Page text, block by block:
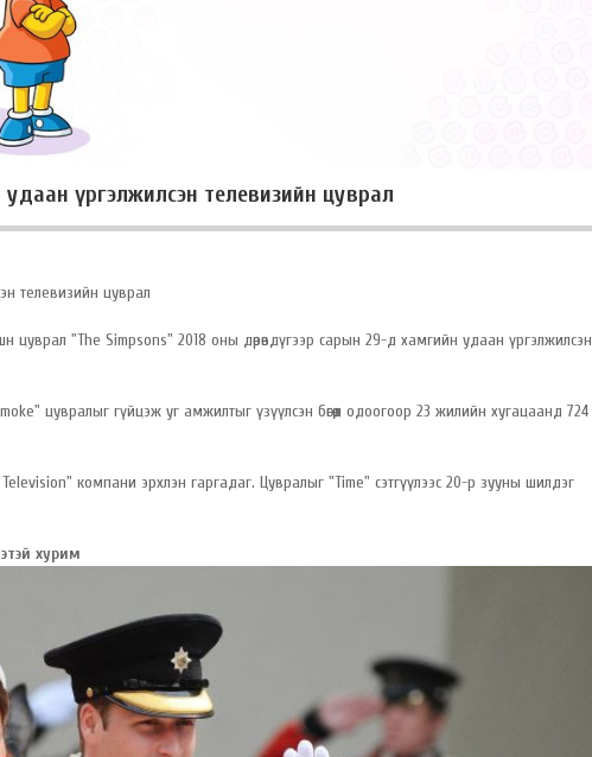
удаан үргэлжилсэн телевизийн цуврал
телевизийн цуврал
цуврал "The Simpsons" 2018 оны дөрөвдүгээр сарын 29-д хамгийн удаан үргэлжилсэн
цувралыг гүйцэж уг амжилтыг үзүүлсэн бөгөөд одоогоор 23 жилийн хугацаанд 724
компани эрхлэн гаргадаг. Цувралыг "Time" сэтгүүлээс 20-р зууны шилдэг
хурим